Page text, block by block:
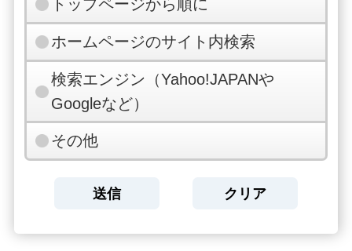
トップページから順に
ホームページのサイト内検索
検索エンジン（Yahoo!JAPANや
Googleなど）
その他